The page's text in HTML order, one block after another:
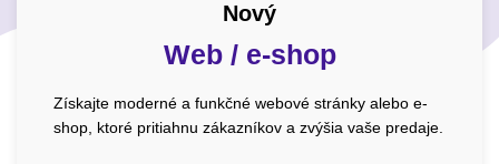
Nový
Web / e-shop
Získajte moderné a funkčné webové stránky alebo e-
shop, ktoré pritiahnu zákazníkov a zvýšia vaše predaje.